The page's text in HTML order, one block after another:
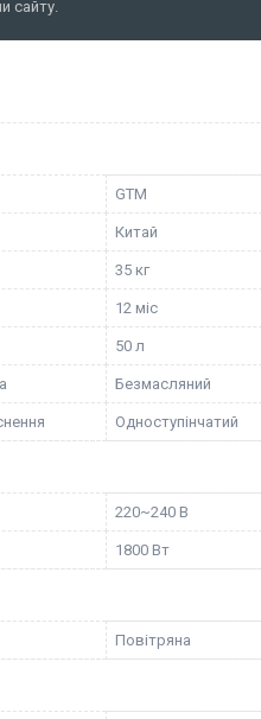
сайту.
GTM
Китай
35 кг
12 міс
50 л
Безмасляний
Одноступінчатий
220~240 В
1800 Вт
Повітряна